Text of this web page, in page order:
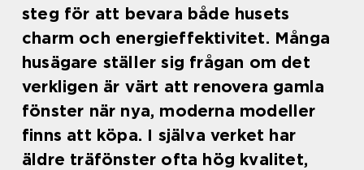
steg för att bevara både husets
charm och energieffektivitet. Många
husägare ställer sig frågan om det
verkligen är värt att renovera gamla
fönster när nya, moderna modeller
finns att köpa. I själva verket har
äldre träfönster ofta hög kvalitet,